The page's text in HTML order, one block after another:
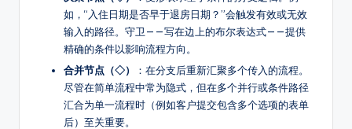
如，“入住日期是否早于退房日期？”会触发有效或无效
输入的路径。守卫——写在边上的布尔表达式——提供
精确的条件以影响流程方向。
合并节点（◇）
：在分支后重新汇聚多个传入的流程。
尽管在简单流程中常为隐式，但在多个并行或条件路径
汇合为单一流程时（例如客户提交包含多个选项的表单
后）至关重要。